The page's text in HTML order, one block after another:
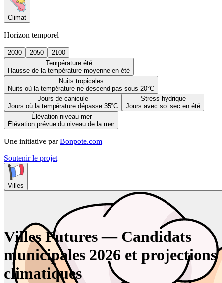
Climat
Horizon temporel
2030 2050
2100
Température été
Hausse de la température moyenne en été
Nuits tropicales
Nuits où la température ne descend pas sous 20°C
Jours de canicule
Jours où la température dépasse 35°C
Stress hydrique
Jours avec sol sec en été
Élévation niveau mer
Élévation prévue du niveau de la mer
Une initiative par Bonpote.com
Soutenir le projet
Villes
Villes Futures — Candidats
municipales 2026 et projections
climatiques